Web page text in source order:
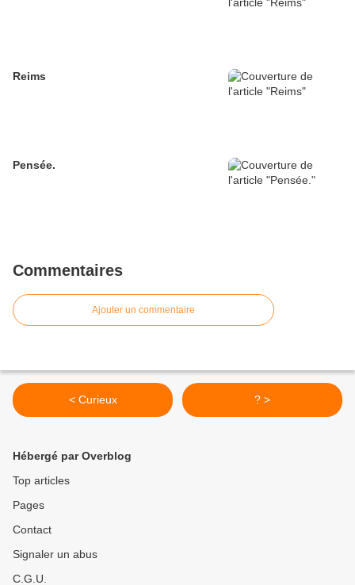
Reims
Pensée.
Commentaires
Ajouter un commentaire
< Curieux ? >
Hébergé par Overblog
Top articles
Pages
Contact
Signaler un abus
C.G.U.